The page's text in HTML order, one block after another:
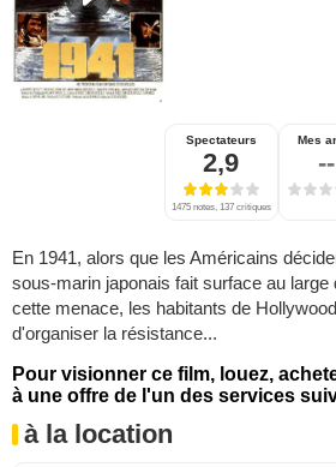
Spectateurs
2,9
1475 notes, 137 critiques
Mes
--
En 1941, alors que les Américains
sous-marin japonais fait surface au large
cette menace, les habitants de
d'organiser la résistance...
Pour visionner ce film, louez,
à une offre de l'un des services
à la location